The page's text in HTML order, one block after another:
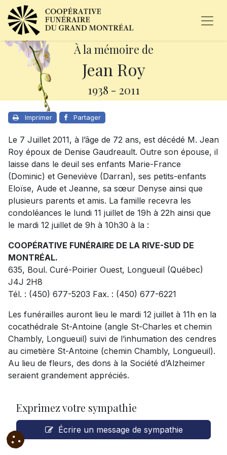
À la mémoire de
Jean Roy
1938 - 2011
Imprimer Partager
Le 7 Juillet 2011, à l’âge de 72 ans, est décédé M. Jean
Roy époux de Denise Gaudreault. Outre son épouse, il
laisse dans le deuil ses enfants Marie-France
(Dominic) et Geneviève (Darran), ses petits-enfants
Eloïse, Aude et Jeanne, sa sœur Denyse ainsi que
plusieurs parents et amis. La famille recevra les
condoléances le lundi 11 juillet de 19h à 22h ainsi que
le mardi 12 juillet de 9h à 10h30 à la :
COOPÉRATIVE FUNÉRAIRE DE LA RIVE-SUD DE
MONTRÉAL.
635, Boul. Curé-Poirier Ouest, Longueuil (Québec)
J4J 2H8
Tél. : (450) 677-5203 Fax. : (450) 677-6221
Les funérailles auront lieu le mardi 12 juillet à 11h en la
cocathédrale St-Antoine (angle St-Charles et chemin
Chambly, Longueuil) suivi de l’inhumation des cendres
au cimetière St-Antoine (chemin Chambly, Longueuil).
Au lieu de fleurs, des dons à la Société d’Alzheimer
seraient grandement appréciés.
Exprimez votre sympathie
Écrire un message de sympathie